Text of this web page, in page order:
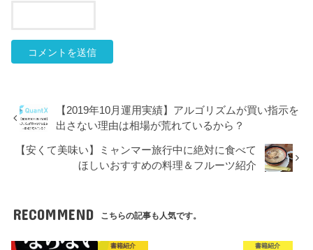
【2019年10月運用実績】アルゴリズムが買い指示を
出さない理由は相場が荒れているから？
【安くて美味い】ミャンマー旅行中に絶対に食べて
ほしいおすすめの料理＆フルーツ紹介
RECOMMEND こちらの記事も人気です。
書籍紹介 書籍紹介